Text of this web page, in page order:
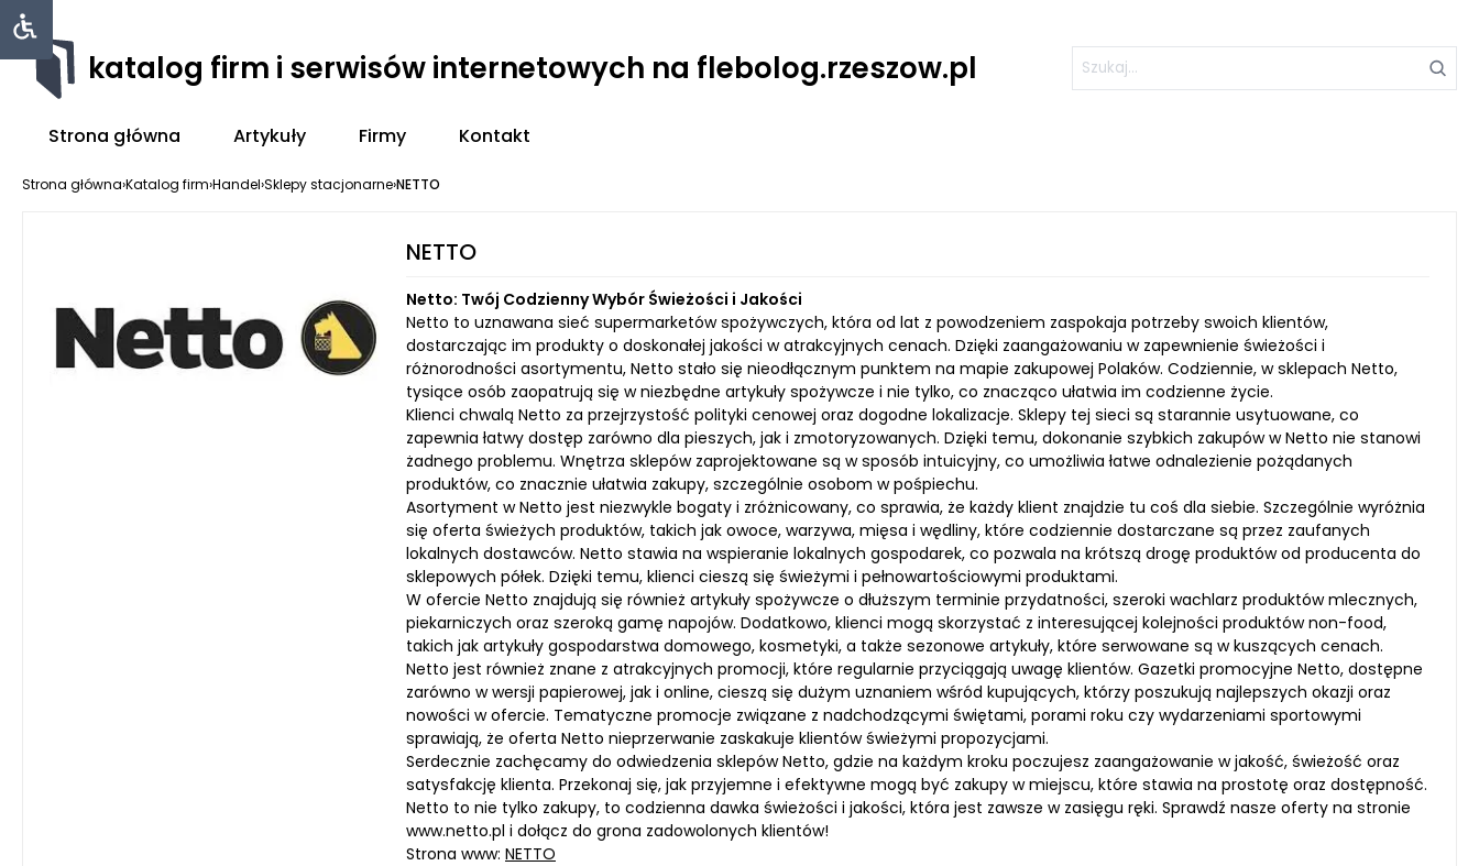
katalog firm i serwisów internetowych na flebolog.rzeszow.pl
Strona główna Artykuły Firmy Kontakt
Strona główna›Katalog firm›Handel›Sklepy stacjonarne›NETTO
NETTO
Netto: Twój Codzienny Wybór Świeżości i Jakości
Netto to uznawana sieć supermarketów spożywczych, która od lat z powodzeniem zaspokaja potrzeby swoich klientów,
dostarczając im produkty o doskonałej jakości w atrakcyjnych cenach. Dzięki zaangażowaniu w zapewnienie świeżości i
różnorodności asortymentu, Netto stało się nieodłącznym punktem na mapie zakupowej Polaków. Codziennie, w sklepach Netto,
tysiące osób zaopatrują się w niezbędne artykuły spożywcze i nie tylko, co znacząco ułatwia im codzienne życie.
Klienci chwalą Netto za przejrzystość polityki cenowej oraz dogodne lokalizacje. Sklepy tej sieci są starannie usytuowane, co
zapewnia łatwy dostęp zarówno dla pieszych, jak i zmotoryzowanych. Dzięki temu, dokonanie szybkich zakupów w Netto nie stanowi
żadnego problemu. Wnętrza sklepów zaprojektowane są w sposób intuicyjny, co umożliwia łatwe odnalezienie pożądanych
produktów, co znacznie ułatwia zakupy, szczególnie osobom w pośpiechu.
Asortyment w Netto jest niezwykle bogaty i zróżnicowany, co sprawia, że każdy klient znajdzie tu coś dla siebie. Szczególnie wyróżnia
się oferta świeżych produktów, takich jak owoce, warzywa, mięsa i wędliny, które codziennie dostarczane są przez zaufanych
lokalnych dostawców. Netto stawia na wspieranie lokalnych gospodarek, co pozwala na krótszą drogę produktów od producenta do
sklepowych półek. Dzięki temu, klienci cieszą się świeżymi i pełnowartościowymi produktami.
W ofercie Netto znajdują się również artykuły spożywcze o dłuższym terminie przydatności, szeroki wachlarz produktów mlecznych,
piekarniczych oraz szeroką gamę napojów. Dodatkowo, klienci mogą skorzystać z interesującej kolejności produktów non-food,
takich jak artykuły gospodarstwa domowego, kosmetyki, a także sezonowe artykuły, które serwowane są w kuszących cenach.
Netto jest również znane z atrakcyjnych promocji, które regularnie przyciągają uwagę klientów. Gazetki promocyjne Netto, dostępne
zarówno w wersji papierowej, jak i online, cieszą się dużym uznaniem wśród kupujących, którzy poszukują najlepszych okazji oraz
nowości w ofercie. Tematyczne promocje związane z nadchodzącymi świętami, porami roku czy wydarzeniami sportowymi
sprawiają, że oferta Netto nieprzerwanie zaskakuje klientów świeżymi propozycjami.
Serdecznie zachęcamy do odwiedzenia sklepów Netto, gdzie na każdym kroku poczujesz zaangażowanie w jakość, świeżość oraz
satysfakcję klienta. Przekonaj się, jak przyjemne i efektywne mogą być zakupy w miejscu, które stawia na prostotę oraz dostępność.
Netto to nie tylko zakupy, to codzienna dawka świeżości i jakości, która jest zawsze w zasięgu ręki. Sprawdź nasze oferty na stronie
www.netto.pl i dołącz do grona zadowolonych klientów!
Strona www: NETTO